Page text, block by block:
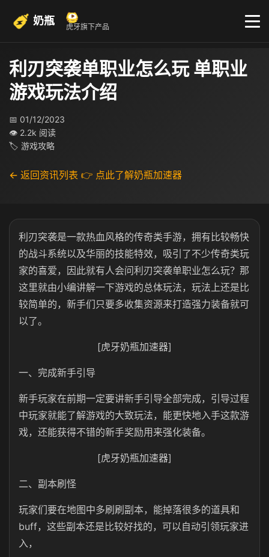
奶瓶 虎牙旗下产品
利刃突袭单职业怎么玩 单职业
游戏玩法介绍
📅 01/12/2023
👁 2.2k 阅读
🏷 游戏攻略
← 返回资讯列表 👉 点此了解奶瓶加速器
利刃突袭是一款热血风格的传奇类手游，拥有比较畅快
的战斗系统以及华丽的技能特效，吸引了不少传奇类玩
家的喜爱，因此就有人会问利刃突袭单职业怎么玩？那
这里就由小编讲解一下游戏的总体玩法，玩法上还是比
较简单的，新手们只要多收集资源来打造强力装备就可
以了。
[虎牙奶瓶加速器]
一、完成新手引导
新手玩家在前期一定要讲新手引导全部完成，引导过程
中玩家就能了解游戏的大致玩法，能更快地入手这款游
戏，还能获得不错的新手奖励用来强化装备。
[虎牙奶瓶加速器]
二、副本刷怪
玩家们要在地图中多刷刷副本，能掉落很多的道具和
buff，这些副本还是比较好找的，可以自动引领玩家进
入，